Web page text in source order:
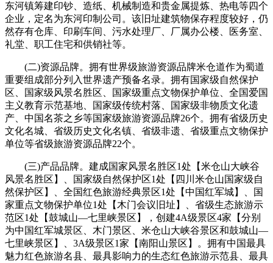
东河镇筹建印钞、造纸、机械制造和贵金属提炼、热电等四个
企业，定名为东河印制公司。该旧址建筑物保存程度较好，仍
然存有仓库、印刷车间、污水处理厂、厂属办公楼、医务室、
礼堂、职工住宅和供销社等。
(二)资源品牌。拥有世界级旅游资源品牌米仓道作为蜀道
重要组成部分列入世界遗产预备名录。拥有国家级自然保护
区、国家级风景名胜区、国家级重点文物保护单位、全国爱国
主义教育示范基地、国家级传统村落、国家级非物质文化遗
产、中国名茶之乡等国家级旅游资源品牌26个。拥有省级历史
文化名城、省级历史文化名镇、省级非遗、省级重点文物保护
单位等省级旅游资源品牌22个。
(三)产品品牌。建成国家风景名胜区1处【米仓山大峡谷
风景名胜区】、国家级自然保护区1处【四川米仓山国家级自
然保护区】、全国红色旅游经典景区1处【中国红军城】、国
家重点文物保护单位1处【木门会议旧址】、省级生态旅游示
范区1处【鼓城山—七里峡景区】，创建4A级景区4家【分别
为中国红军城景区、木门景区、米仓山大峡谷景区和鼓城山—
七里峡景区】、3A级景区1家【南阳山景区】。拥有中国最具
魅力红色旅游名县、最具影响力的生态红色旅游示范县、最具